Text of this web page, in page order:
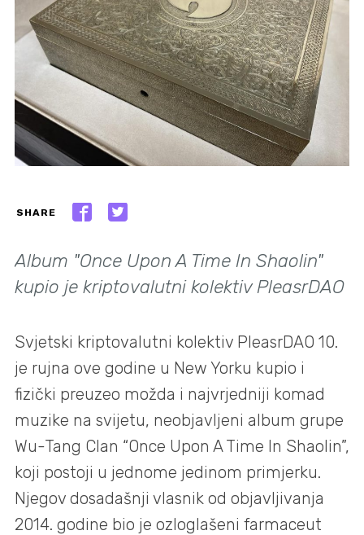
SHARE
Album "Once Upon A Time In Shaolin"
kupio je kriptovalutni kolektiv PleasrDAO
Svjetski kriptovalutni kolektiv PleasrDAO 10.
je rujna ove godine u New Yorku kupio i
fizički preuzeo možda i najvrjedniji komad
muzike na svijetu, neobjavljeni album grupe
Wu-Tang Clan “Once Upon A Time In Shaolin”,
koji postoji u jednome jedinom primjerku.
Njegov dosadašnji vlasnik od objavljivanja
2014. godine bio je ozloglašeni farmaceut